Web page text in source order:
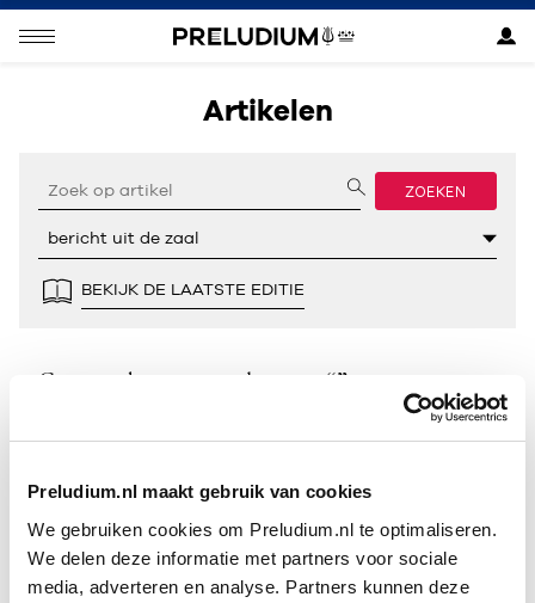
Preludium.nl maakt gebruik van cookies
We gebruiken cookies om Preludium.nl te optimaliseren.
We delen deze informatie met partners voor sociale
media, adverteren en analyse. Partners kunnen deze
Artikelen
ZOEKEN
BEKIJK DE LAATSTE EDITIE
Geen resultaten gevonden voor “”.